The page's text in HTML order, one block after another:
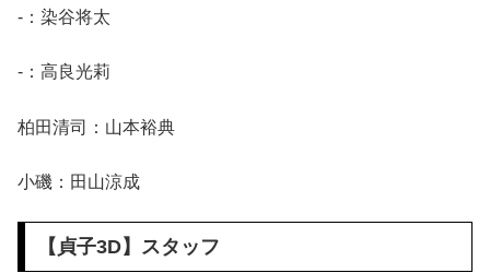
‐：染谷将太
‐：高良光莉
柏田清司：山本裕典
小磯：田山涼成
【 貞子3D】スタッフ